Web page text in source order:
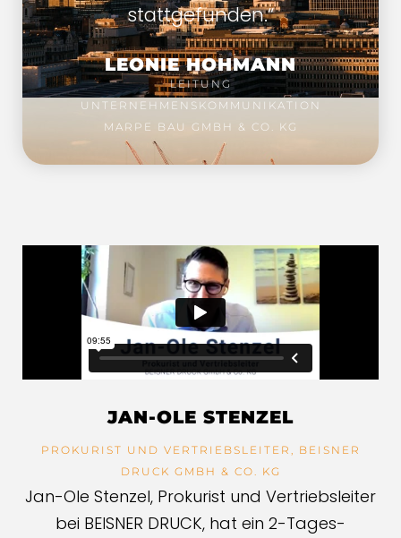
stattgefunden.“
LEONIE HOHMANN
LEITUNG
UNTERNEHMENSKOMMUNIKATION
MARPE BAU GMBH & CO. KG
JAN-OLE STENZEL
PROKURIST UND VERTRIEBSLEITER, BEISNER
DRUCK GMBH & CO. KG
Jan-Ole Stenzel, Prokurist und Vertriebsleiter
bei BEISNER DRUCK, hat ein 2-Tages-